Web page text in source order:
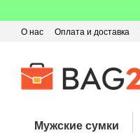
О нас Оплата и доставка
Мужские сумки